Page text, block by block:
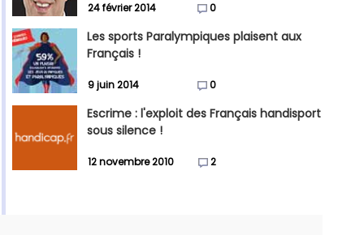
24 février 2014 0
Les sports Paralympiques plaisent aux
Français !
9 juin 2014 0
Escrime : l'exploit des Français handisport
sous silence !
12 novembre 2010 2